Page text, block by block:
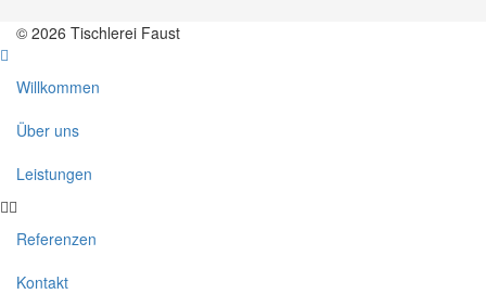
© 2026 Tischlerei Faust
Willkommen
Über uns
Leistungen
Referenzen
Kontakt